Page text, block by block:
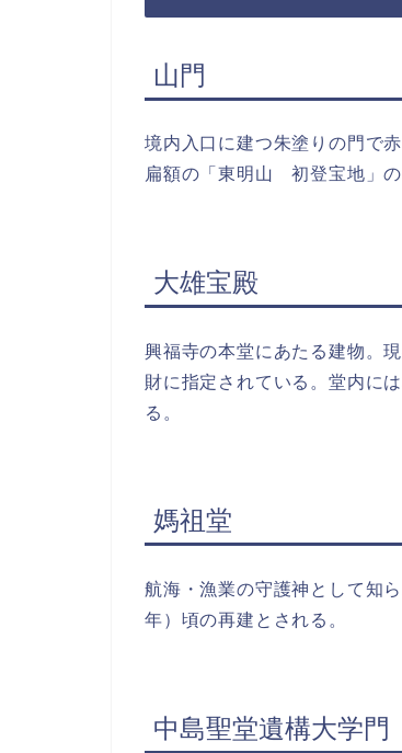
山門
境内入口に建つ朱塗りの門で
扁額の「東明山 初登宝地」の
大雄宝殿
興福寺の本堂にあたる建物。
財に指定されている。堂内に
る。
媽祖堂
航海・漁業の守護神として知
年）頃の再建とされる。
中島聖堂遺構大学門